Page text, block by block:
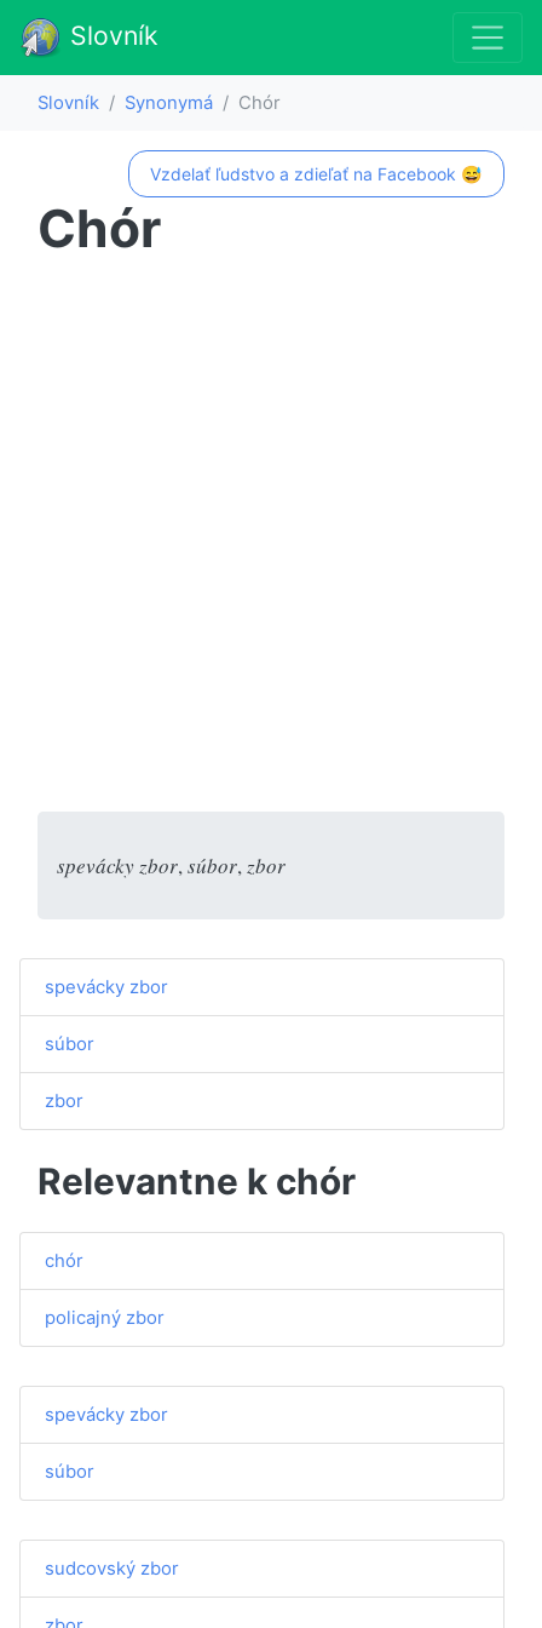
Slovník
Slovník Synonymá Chór
Vzdelať ľudstvo a zdieľať na Facebook 😅
Chór
spevácky zbor, súbor, zbor
spevácky zbor
súbor
zbor
Relevantne k chór
chór
policajný zbor
spevácky zbor
súbor
sudcovský zbor